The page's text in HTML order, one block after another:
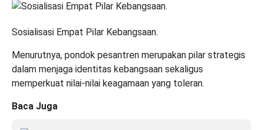
Sosialisasi Empat Pilar Kebangsaan.
Menurutnya, pondok pesantren merupakan pilar strategis
dalam menjaga identitas kebangsaan sekaligus
memperkuat nilai-nilai keagamaan yang toleran.
Baca Juga